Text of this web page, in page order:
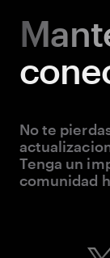
No te
Tenga un
comunidad